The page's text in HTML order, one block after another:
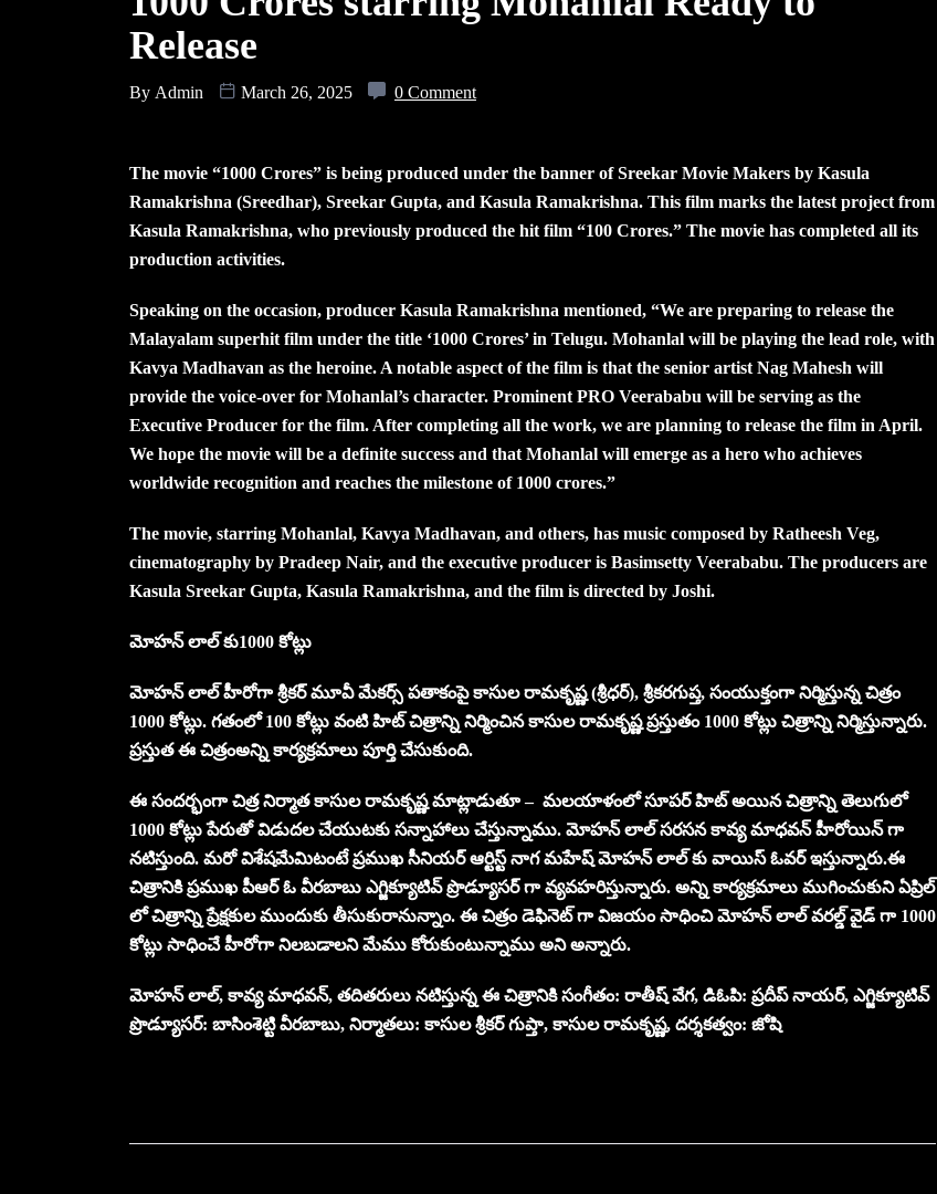
Release
By Admin March 26, 2025 0 Comment
The movie “1000 Crores” is being produced under the banner of Sreekar Movie Makers by Kasula
Ramakrishna (Sreedhar), Sreekar Gupta, and Kasula Ramakrishna. This film marks the latest project from
Kasula Ramakrishna, who previously produced the hit film “100 Crores.” The movie has completed all its
production activities.
Speaking on the occasion, producer Kasula Ramakrishna mentioned, “We are preparing to release the
Malayalam superhit film under the title ‘1000 Crores’ in Telugu. Mohanlal will be playing the lead role, with
Kavya Madhavan as the heroine. A notable aspect of the film is that the senior artist Nag Mahesh will
provide the voice-over for Mohanlal’s character. Prominent PRO Veerababu will be serving as the
Executive Producer for the film. After completing all the work, we are planning to release the film in April.
We hope the movie will be a definite success and that Mohanlal will emerge as a hero who achieves
worldwide recognition and reaches the milestone of 1000 crores.”
The movie, starring Mohanlal, Kavya Madhavan, and others, has music composed by Ratheesh Veg,
cinematography by Pradeep Nair, and the executive producer is Basimsetty Veerababu. The producers are
Kasula Sreekar Gupta, Kasula Ramakrishna, and the film is directed by Joshi.
మోహన్ లాల్ కు1000 కోట్లు
మోహన్ లాల్ హీరోగా శ్రీకర్ మూవీ మేకర్స్ పతాకంపై కాసుల రామకృష్ణ (శ్రీధర్), శ్రీకరగుప్త, సంయుక్తంగా నిర్మిస్తున్న చిత్రం
1000 కోట్లు. గతంలో 100 కోట్లు వంటి హిట్ చిత్రాన్ని నిర్మించిన కాసుల రామకృష్ణ ప్రస్తుతం 1000 కోట్లు చిత్రాన్ని నిర్మిస్తున్నారు.
ప్రస్తుత ఈ చిత్రంఅన్ని కార్యక్రమాలు పూర్తి చేసుకుంది.
ఈ సందర్భంగా చిత్ర నిర్మాత కాసుల రామకృష్ణ మాట్లాడుతూ – మలయాళంలో సూపర్ హిట్ అయిన చిత్రాన్ని తెలుగులో
1000 కోట్లు పేరుతో విడుదల చేయుటకు సన్నాహాలు చేస్తున్నాము. మోహన్ లాల్ సరసన కావ్య మాధవన్ హీరోయిన్ గా
నటిస్తుంది. మరో విశేషమేమిటంటే ప్రముఖ సీనియర్ ఆర్టిస్ట్ నాగ మహేష్ మోహన్ లాల్ కు వాయిస్ ఓవర్ ఇస్తున్నారు.ఈ
చిత్రానికి ప్రముఖ పీఆర్ ఓ వీరబాబు ఎగ్జిక్యూటివ్ ప్రొడ్యూసర్ గా వ్యవహరిస్తున్నారు. అన్ని కార్యక్రమాలు ముగించుకుని ఏప్రిల్
లో చిత్రాన్ని ప్రేక్షకుల ముందుకు తీసుకురానున్నాం. ఈ చిత్రం డెఫినెట్ గా విజయం సాధించి మోహన్ లాల్ వరల్డ్ వైడ్ గా 1000
కోట్లు సాధించే హీరోగా నిలబడాలని మేము కోరుకుంటున్నాము అని అన్నారు.
మోహన్ లాల్, కావ్య మాధవన్, తదితరులు నటిస్తున్న ఈ చిత్రానికి సంగీతం: రాతీష్ వేగ, డిఓపి: ప్రదీప్ నాయర్, ఎగ్జిక్యూటివ్
ప్రొడ్యూసర్: బాసింశెట్టి వీరబాబు, నిర్మాతలు: కాసుల శ్రీకర్ గుప్తా, కాసుల రామకృష్ణ, దర్శకత్వం: జోషి